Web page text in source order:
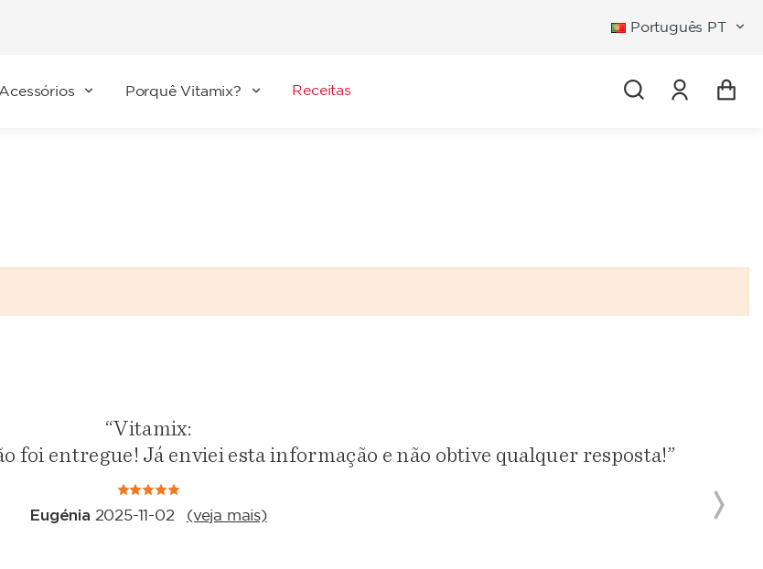
Português PT
Porquê Vitamix? Receitas Entrar
“Vitamix:
foi entregue! Já enviei esta informação e não obtive qualquer resposta!”
Eugénia 2025-11-02 (veja mais)